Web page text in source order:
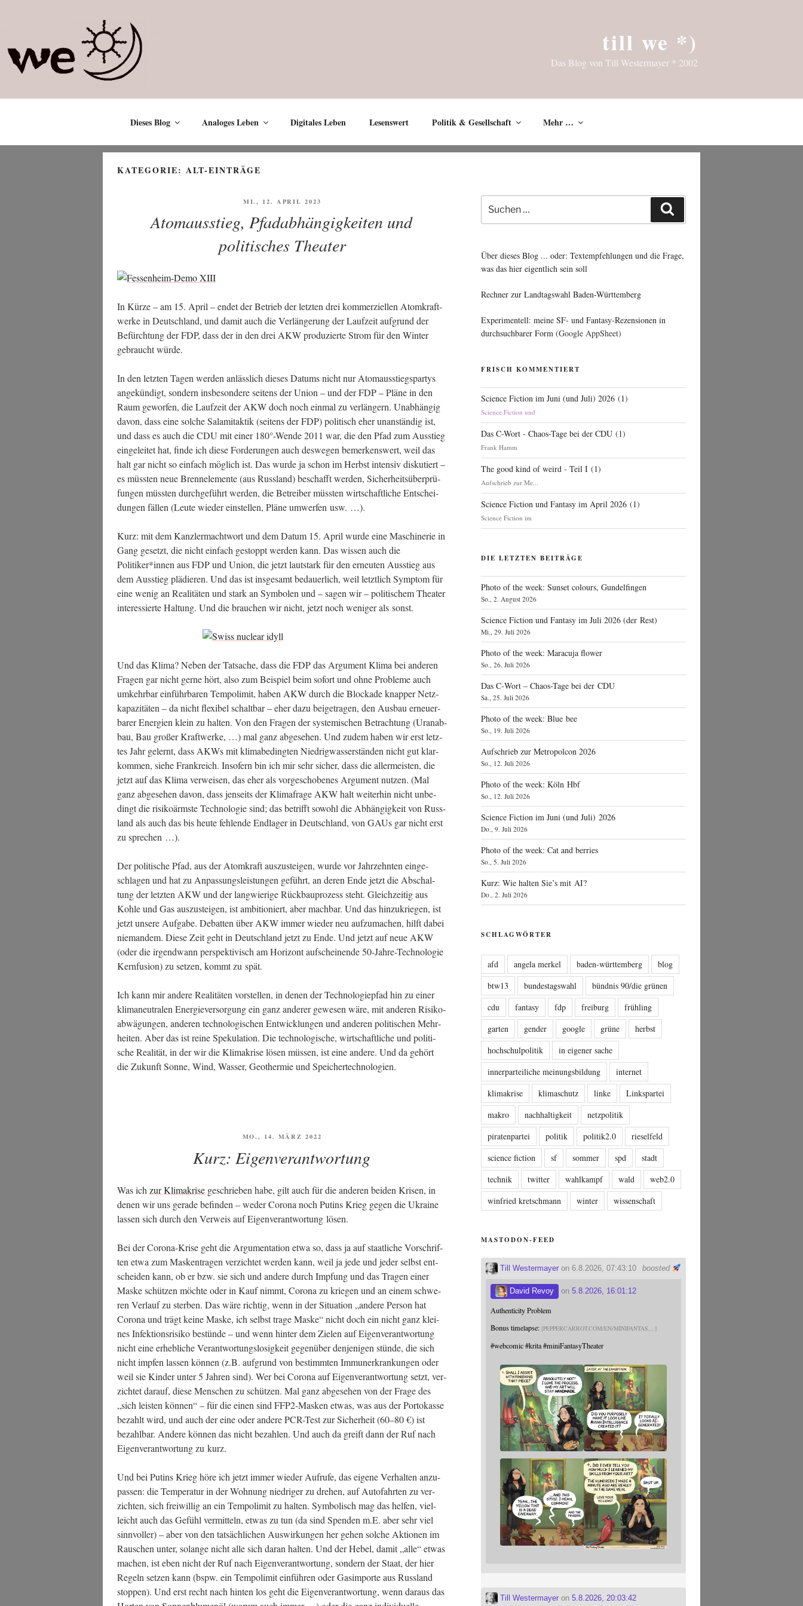
till we *)
Das Blog von Till Westermayer * 2002
Dieses Blog Analoges Leben Digitales Leben Lesenswert Politik & Gesellschaft Mehr …
KATEGORIE: ALT-EINTRÄGE
VERÖFFENTLICHT
MI., 12. APRIL 2023
Atomausstieg, Pfadabhängigkeiten und
politisches Theater
In Kür­ze – am 15. April – endet der Betrieb der letz­ten drei kom­mer­zi­el­len Atom­kraft­
wer­ke in Deutsch­land, und damit auch die Ver­län­ge­rung der Lauf­zeit auf­grund der
Befürch­tung der FDP, dass der in den drei AKW pro­du­zier­te Strom für den Win­ter
gebraucht würde.
In den letz­ten Tagen wer­den anläss­lich die­ses Datums nicht nur Atom­aus­stiegs­par­tys
ange­kün­digt, son­dern ins­be­son­de­re sei­tens der Uni­on – und der FDP – Plä­ne in den
Raum gewor­fen, die Lauf­zeit der AKW doch noch ein­mal zu ver­län­gern. Unab­hän­gig
davon, dass eine sol­che Sala­mi­tak­tik (sei­tens der FDP) poli­tisch eher unan­stän­dig ist,
und dass es auch die CDU mit einer 180°-Wende 2011 war, die den Pfad zum Aus­stieg
ein­ge­lei­tet hat, fin­de ich die­se For­de­run­gen auch des­we­gen bemer­kens­wert, weil das
halt gar nicht so ein­fach mög­lich ist. Das wur­de ja schon im Herbst inten­siv dis­ku­tiert –
es müss­ten neue Brenn­ele­men­te (aus Russ­land) beschafft wer­den, Sicher­heits­über­prü­
fun­gen müss­ten durch­ge­führt wer­den, die Betrei­ber müss­ten wirt­schaft­li­che Ent­schei­
dun­gen fäl­len (Leu­te wie­der ein­stel­len, Plä­ne umwer­fen usw. …).
Kurz: mit dem Kanz­ler­macht­wort und dem Datum 15. April wur­de eine Maschi­ne­rie in
Gang gesetzt, die nicht ein­fach gestoppt wer­den kann. Das wis­sen auch die
Politiker*innen aus FDP und Uni­on, die jetzt laut­stark für den erneu­ten Aus­stieg aus
dem Aus­stieg plä­die­ren. Und das ist ins­ge­samt bedau­er­lich, weil letzt­lich Sym­ptom für
eine wenig an Rea­li­tä­ten und stark an Sym­bo­len und – sagen wir – poli­ti­schem Thea­ter
inter­es­sier­te Hal­tung. Und die brau­chen wir nicht, jetzt noch weni­ger als sonst.
Und das Kli­ma? Neben der Tat­sa­che, dass die FDP das Argu­ment Kli­ma bei ande­ren
Fra­gen gar nicht ger­ne hört, also zum Bei­spiel beim sofort und ohne Pro­ble­me auch
umkehr­bar ein­führ­ba­ren Tem­po­li­mit, haben AKW durch die Blo­cka­de knap­per Netz­
ka­pa­zi­tä­ten – da nicht fle­xi­bel schalt­bar – eher dazu bei­getra­gen, den Aus­bau erneu­er­
ba­rer Ener­gien klein zu hal­ten. Von den Fra­gen der sys­te­mi­schen Betrach­tung (Uran­ab­
bau, Bau gro­ßer Kraft­wer­ke, …) mal ganz abge­se­hen. Und zudem haben wir erst letz­
tes Jahr gelernt, dass AKWs mit kli­ma­be­ding­ten Nied­rig­was­ser­stän­den nicht gut klar­
kom­men, sie­he Frank­reich. Inso­fern bin ich mir sehr sicher, dass die aller­meis­ten, die
jetzt auf das Kli­ma ver­wei­sen, das eher als vor­ge­scho­be­nes Argu­ment nut­zen. (Mal
ganz abge­se­hen davon, dass jen­seits der Kli­ma­fra­ge AKW halt wei­ter­hin nicht unbe­
dingt die risi­ko­ärms­te Tech­no­lo­gie sind; das betrifft sowohl die Abhän­gig­keit von Russ­
land als auch das bis heu­te feh­len­de End­la­ger in Deutsch­land, von GAUs gar nicht erst
zu sprechen …).
Der poli­ti­sche Pfad, aus der Atom­kraft aus­zu­stei­gen, wur­de vor Jahr­zehn­ten ein­ge­
schla­gen und hat zu Anpas­sungs­leis­tun­gen geführt, an deren Ende jetzt die Abschal­
tung der letz­ten AKW und der lang­wie­ri­ge Rück­bau­pro­zess steht. Gleich­zei­tig aus
Koh­le und Gas aus­zu­stei­gen, ist ambi­tio­niert, aber mach­bar. Und das hin­zu­krie­gen, ist
jetzt unse­re Auf­ga­be. Debat­ten über AKW immer wie­der neu auf­zu­ma­chen, hilft dabei
nie­man­dem. Die­se Zeit geht in Deutsch­land jetzt zu Ende. Und jetzt auf neue AKW
(oder die irgend­wann per­spek­ti­visch am Hori­zont auf­schei­nen­de 50-Jah­re-Tech­no­lo­gie
Kern­fu­si­on) zu set­zen, kommt zu spät.
Ich kann mir ande­re Rea­li­tä­ten vor­stel­len, in denen der Tech­no­lo­gie­pfad hin zu einer
kli­ma­neu­tra­len Ener­gie­ver­sor­gung ein ganz ande­rer gewe­sen wäre, mit ande­ren Risi­ko­
ab­wä­gun­gen, ande­ren tech­no­lo­gi­schen Ent­wick­lun­gen und ande­ren poli­ti­schen Mehr­
hei­ten. Aber das ist rei­ne Spe­ku­la­ti­on. Die tech­no­lo­gi­sche, wirt­schaft­li­che und poli­ti­
sche Rea­li­tät, in der wir die Kli­ma­kri­se lösen müs­sen, ist eine ande­re. Und da gehört
die Zukunft Son­ne, Wind, Was­ser, Geo­ther­mie und Speichertechnologien.
VERÖFFENTLICHT
MO., 14. MÄRZ 2022
Kurz: Eigenverantwortung
Was ich zur Kli­ma­kri­se geschrie­ben habe, gilt auch für die ande­ren bei­den Kri­sen, in
denen wir uns gera­de befin­den – weder Coro­na noch Putins Krieg gegen die Ukrai­ne
las­sen sich durch den Ver­weis auf Eigen­ver­ant­wor­tung lösen.
Bei der Coro­na-Kri­se geht die Argu­men­ta­ti­on etwa so, dass ja auf staat­li­che Vor­schrif­
ten etwa zum Mas­ken­tra­gen ver­zich­tet wer­den kann, weil ja jede und jeder selbst ent­
schei­den kann, ob er bzw. sie sich und ande­re durch Imp­fung und das Tra­gen einer
Mas­ke schüt­zen möch­te oder in Kauf nimmt, Coro­na zu krie­gen und an einem schwe­
ren Ver­lauf zu ster­ben. Das wäre rich­tig, wenn in der Situa­ti­on „ande­re Per­son hat
Coro­na und trägt kei­ne Mas­ke, ich selbst tra­ge Mas­ke“ nicht doch ein nicht ganz klei­
nes Infek­ti­ons­ri­si­ko bestün­de – und wenn hin­ter dem Zie­len auf Eigen­ver­ant­wor­tung
nicht eine erheb­li­che Ver­ant­wor­tungs­lo­sig­keit gegen­über den­je­ni­gen stün­de, die sich
nicht imp­fen las­sen kön­nen (z.B. auf­grund von bestimm­ten Immun­erkran­kun­gen oder
weil sie Kin­der unter 5 Jah­ren sind). Wer bei Coro­na auf Eigen­ver­ant­wor­tung setzt, ver­
zich­tet dar­auf, die­se Men­schen zu schüt­zen. Mal ganz abge­se­hen von der Fra­ge des
„sich leis­ten kön­nen“ – für die einen sind FFP2-Mas­ken etwas, was aus der Por­to­kas­se
bezahlt wird, und auch der eine oder ande­re PCR-Test zur Sicher­heit (60–80 €) ist
bezahl­bar. Ande­re kön­nen das nicht bezah­len. Und auch da greift dann der Ruf nach
Eigen­ver­ant­wor­tung zu kurz.
Und bei Putins Krieg höre ich jetzt immer wie­der Auf­ru­fe, das eige­ne Ver­hal­ten anzu­
pas­sen: die Tem­pe­ra­tur in der Woh­nung nied­ri­ger zu dre­hen, auf Auto­fahr­ten zu ver­
zich­ten, sich frei­wil­lig an ein Tem­po­li­mit zu hal­ten. Sym­bo­lisch mag das hel­fen, viel­
leicht auch das Gefühl ver­mit­teln, etwas zu tun (da sind Spen­den m.E. aber sehr viel
sinn­vol­ler) – aber von den tat­säch­li­chen Aus­wir­kun­gen her gehen sol­che Aktio­nen im
Rau­schen unter, solan­ge nicht alle sich dar­an hal­ten. Und der Hebel, damit „alle“ etwas
machen, ist eben nicht der Ruf nach Eigen­ver­ant­wor­tung, son­dern der Staat, der hier
Regeln set­zen kann (bspw. ein Tem­po­li­mit ein­füh­ren oder Gasim­por­te aus Russ­land
stop­pen). Und erst recht nach hin­ten los geht die Eigen­ver­ant­wor­tung, wenn dar­aus das
Suche
nach:
Über dieses Blog ... oder: Textempfehlungen und die Frage,
was das hier eigentlich sein soll
Rechner zur Landtagswahl Baden-Württemberg
Experimentell: meine SF- und Fantasy-Rezensionen in
durchsuchbarer Form (Google AppSheet)
FRISCH KOMMENTIERT
Science Fiction im Juni (und Juli) 2026 (1)
Science Fiction und
Das C-Wort - Chaos-Tage bei der CDU (1)
Frank Hamm
The good kind of weird - Teil I (1)
Aufschrieb zur Me...
Science Fiction und Fantasy im April 2026 (1)
Science Fiction im
DIE LETZTEN BEITRÄGE
Photo of the week: Sunset colours, Gundelfingen
So., 2. August 2026
Science Fiction und Fantasy im Juli 2026 (der Rest)
Mi., 29. Juli 2026
Photo of the week: Maracuja flower
So., 26. Juli 2026
Das C‑Wort – Chaos-Tage bei der CDU
Sa., 25. Juli 2026
Photo of the week: Blue bee
So., 19. Juli 2026
Aufschrieb zur Metropolcon 2026
So., 12. Juli 2026
Photo of the week: Köln Hbf
So., 12. Juli 2026
Science Fiction im Juni (und Juli) 2026
Do., 9. Juli 2026
Photo of the week: Cat and berries
So., 5. Juli 2026
Kurz: Wie halten Sie’s mit AI?
Do., 2. Juli 2026
SCHLAGWÖRTER
afd angela merkel baden-württemberg
blog
btw13
bundestagswahl
bündnis 90/die grünen
cdu
fantasy fdp freiburg
frühling
garten
gender google grüne
herbst
hochschulpolitik
in eigener sache
innerparteiliche meinungsbildung
internet
klimakrise
klimaschutz linke
Linkspartei
makro
nachhaltigkeit
netzpolitik
piratenpartei
politik politik2.0
rieselfeld
science fiction
sf sommer spd
stadt
technik
twitter wahlkampf wald
web2.0
winfried kretschmann
winter wissenschaft
MASTODON-FEED
boosted
Till Westermayer on 6.8.2026, 07:43:10
David Revoy on5.8.2026, 16:01:12
Authenticity Problem
Bonus timelapse: PEPPERCARROT.COM/EN/MINIFANTAS
#webcomic #krita #miniFantasyTheater
Till Westermayer on5.8.2026, 20:03:42